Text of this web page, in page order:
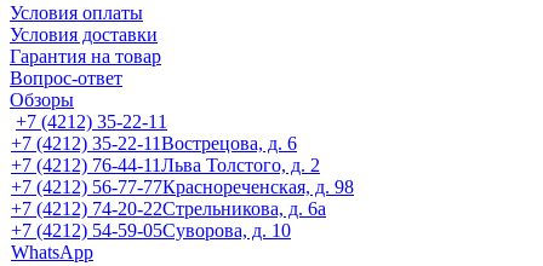
Условия оплаты
Условия доставки
Гарантия на товар
Вопрос-ответ
Обзоры
+7 (4212) 35-22-11
+7 (4212) 35-22-11Вострецова, д. 6
+7 (4212) 76-44-11Льва Толстого, д. 2
+7 (4212) 56-77-77Краснореченская, д. 98
+7 (4212) 74-20-22Стрельникова, д. 6а
+7 (4212) 54-59-05Суворова, д. 10
WhatsApp